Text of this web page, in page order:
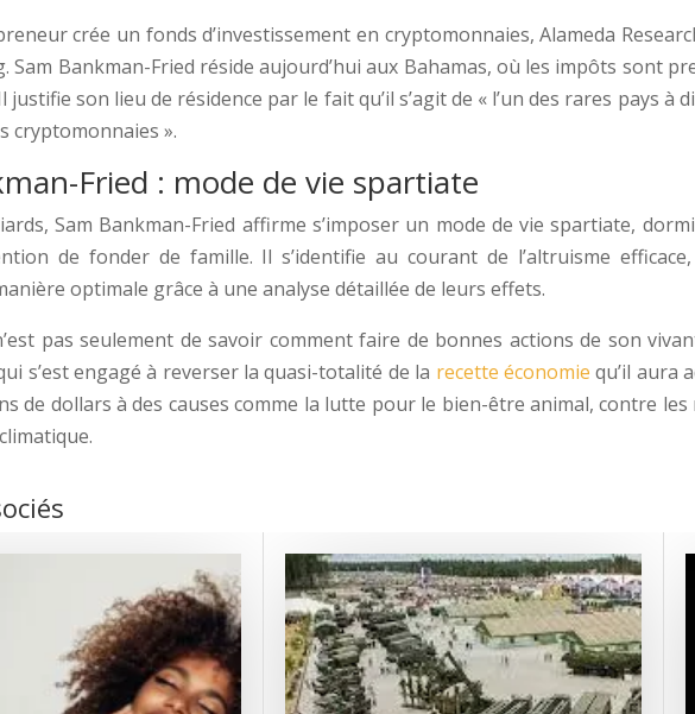
crée un fonds d’investissement en cryptomonnaies, Alameda
Sam Bankman-Fried réside aujourd’hui aux Bahamas, où les impôts sont
son lieu de résidence par le fait qu’il s’agit de « l’un des rares pays à
cryptomonnaies ».
Fried : mode de vie spartiate
Sam Bankman-Fried affirme s’imposer un mode de vie spartiate,
de fonder de famille. Il s’identifie au courant de l’altruisme
optimale grâce à une analyse détaillée de leurs effets.
pas seulement de savoir comment faire de bonnes actions de son
s’est engagé à reverser la quasi-totalité de la recette économie qu’il aura
de dollars à des causes comme la lutte pour le bien-être animal, contre